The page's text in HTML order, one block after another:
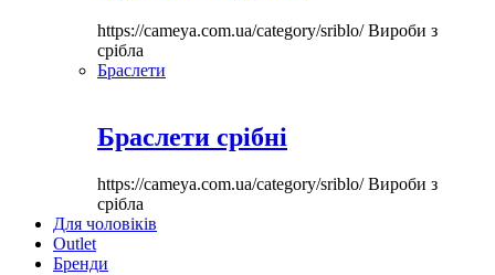
https://cameya.com.ua/category/sriblo/Вироби з
срібла
Браслети
Браслети срібні
https://cameya.com.ua/category/sriblo/Вироби з
срібла
Для чоловіків
Outlet
Бренди